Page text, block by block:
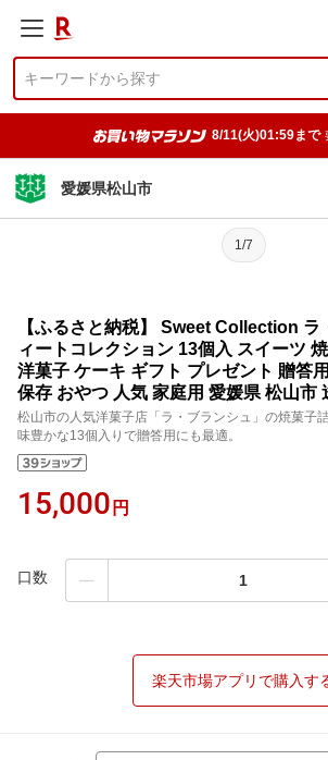
8/11(火)01:59まで
愛媛県松山市
1/7
【ふるさと納税】 Sweet Collection ラ
ィートコレクション 13個入 スイーツ
洋菓子 ケーキ ギフト プレゼント 贈答
保存 おやつ 人気 家庭用 愛媛県 松山市
松山市の人気洋菓子店「ラ・ブランシュ」の焼菓子
味豊かな13個入りで贈答用にも最適。
15,000 円
口数
楽天市場アプリで購入す